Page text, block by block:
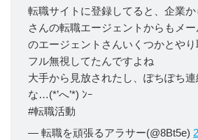
転職サイトに登録してると、企業か
さんの転職エージェントからもメ
のエージェントさんいくつかとやり
フル無視してたんですよね
大手から見放されたし、ぽちぽち
な…(*’へ’*) ﾝｰ
#転職活動
— 転職を頑張るアラサー(@8Bt5e)